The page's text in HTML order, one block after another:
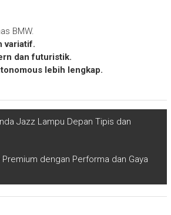
BMW.
variatif.
dan futuristik.
lebih lengkap.
Jazz Lampu Depan Tipis dan
Premium dengan Performa dan Gaya